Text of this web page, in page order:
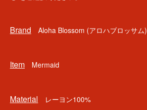
Brand Aloha Blossom (アロハブロッサム)
Item Mermaid
Material レーヨン100%